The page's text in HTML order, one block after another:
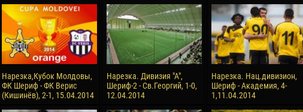
Jayder Moreno ASPRILLA
22 March
Samba KONÉ
26 March
Vitor Hugo Morais de OLIVEIRA
28 March
Raí LOPES DE OLIVEIRA
Soumaila MAGASSOUBA
10 July
Bourama FOMBA
15 July
Ivan DYULGEROV
17 July
Нарезка,Кубок Молдовы,
ФК Шериф - ФК Верис
(Кишинёв), 2-1, 15.04.2014
Нарезка. Дивизия "А",
Шериф-2 - Св.Георгий, 1-0,
12.04.2014
Нарезка. Нац.дивизион,
Шериф - Академия, 4-
1,11.04.2014